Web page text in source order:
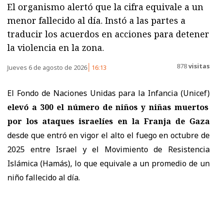
El organismo alertó que la cifra equivale a un
menor fallecido al día. Instó a las partes a
traducir los acuerdos en acciones para detener
la violencia en la zona.
Jueves 6 de agosto de 2026 16:13 878visitas
El Fondo de Naciones Unidas para la Infancia (Unicef)
elevó a 300 el número de niños y niñas muertos
por los ataques israelíes en la Franja de Gaza
desde que entró en vigor el alto el fuego en octubre de
2025 entre Israel y el Movimiento de Resistencia
Islámica (Hamás), lo que equivale a un promedio de un
niño fallecido al día.